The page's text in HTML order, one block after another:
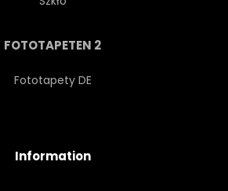
FOTOTAPETEN 2
Fototapety DE
Information